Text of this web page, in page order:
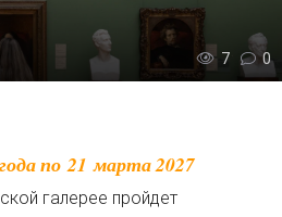
7 0
галерее пройдет